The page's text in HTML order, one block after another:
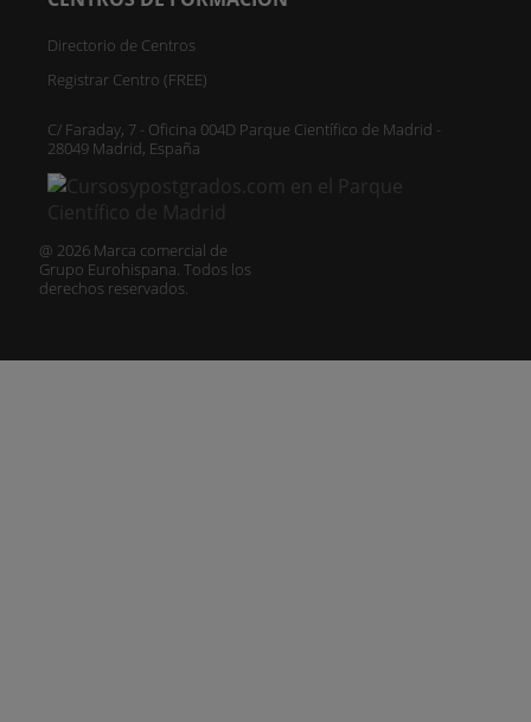
Directorio de Centros
Registrar Centro (FREE)
C/ Faraday, 7 - Oficina 004D Parque Científico de Madrid -
28049 Madrid, España
@ 2026 Marca comercial de
Grupo Eurohispana. Todos los
derechos reservados.